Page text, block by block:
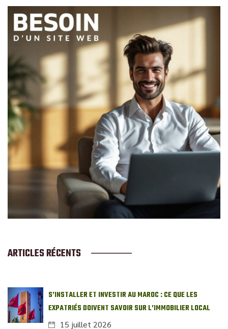
ARTICLES RÉCENTS
S’INSTALLER ET INVESTIR AU MAROC : CE QUE LES
EXPATRIÉS DOIVENT SAVOIR SUR L’IMMOBILIER LOCAL
15 juillet 2026